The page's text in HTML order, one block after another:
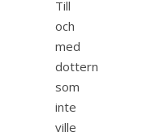
Till
och
med
dottern
som
inte
ville